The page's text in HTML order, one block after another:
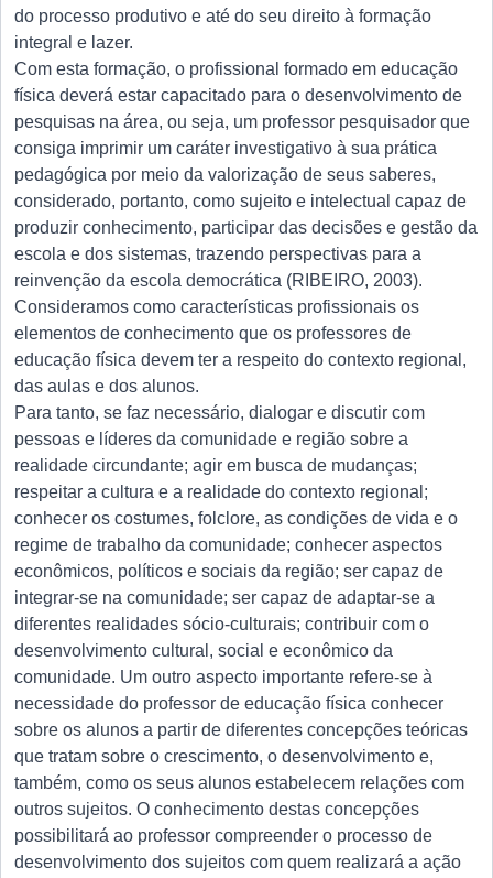
do processo produtivo e até do seu direito à formação
integral e lazer.
Com esta formação, o profissional formado em educação
física deverá estar capacitado para o desenvolvimento de
pesquisas na área, ou seja, um professor pesquisador que
consiga imprimir um caráter investigativo à sua prática
pedagógica por meio da valorização de seus saberes,
considerado, portanto, como sujeito e intelectual capaz de
produzir conhecimento, participar das decisões e gestão da
escola e dos sistemas, trazendo perspectivas para a
reinvenção da escola democrática (RIBEIRO, 2003).
Consideramos como características profissionais os
elementos de conhecimento que os professores de
educação física devem ter a respeito do contexto regional,
das aulas e dos alunos.
Para tanto, se faz necessário, dialogar e discutir com
pessoas e líderes da comunidade e região sobre a
realidade circundante; agir em busca de mudanças;
respeitar a cultura e a realidade do contexto regional;
conhecer os costumes, folclore, as condições de vida e o
regime de trabalho da comunidade; conhecer aspectos
econômicos, políticos e sociais da região; ser capaz de
integrar-se na comunidade; ser capaz de adaptar-se a
diferentes realidades sócio-culturais; contribuir com o
desenvolvimento cultural, social e econômico da
comunidade. Um outro aspecto importante refere-se à
necessidade do professor de educação física conhecer
sobre os alunos a partir de diferentes concepções teóricas
que tratam sobre o crescimento, o desenvolvimento e,
também, como os seus alunos estabelecem relações com
outros sujeitos. O conhecimento destas concepções
possibilitará ao professor compreender o processo de
desenvolvimento dos sujeitos com quem realizará a ação